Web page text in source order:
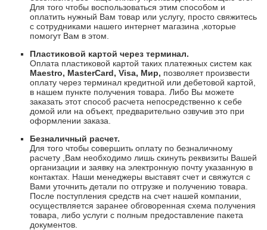
Для того чтобы воспользоваться этим способом и
оплатить нужный Вам товар или услугу, просто свяжитесь
с сотрудниками нашего интернет магазина ,которые
помогут Вам в этом.
Пластиковой картой через терминал.
Оплата пластиковой картой таких платежных систем как
Maestro, MasterCard, Visa, Мир, позволяет произвести
оплату через терминал кредитной или дебетовой картой,
в нашем пункте получения товара. Либо Вы можете
заказать этот способ расчета непосредственно к себе
домой или на объект, предварительно озвучив это при
оформлении заказа.
Безналичный расчет.
Для того чтобы совершить оплату по безналичному
расчету ,Вам необходимо лишь скинуть реквизиты Вашей
организации и заявку на электронную почту указанную в
контактах. Наши менеджеры выставят счет и свяжутся с
Вами уточнить детали по отгрузке и получению товара.
После поступления средств на счет нашей компании,
осуществляется заранее обговоренная схема получения
товара, либо услуги с полным предоставление пакета
документов.